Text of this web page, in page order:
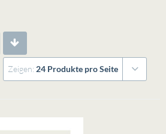
Zeigen: 24 Produkte pro Seite